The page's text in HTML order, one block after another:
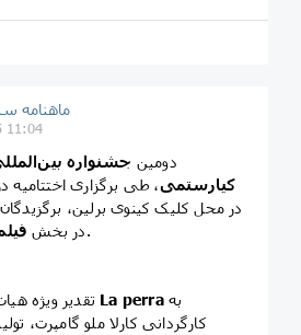
ماهنامه
11:04
دومین جشنواره
کیارستمی
در‌ محل کلیک کینوی برلین،
در بخشمعرفی شدند.
- تقدیر ویژه انیمیشن La perraبه
کارگردانی کارلا ملو گامپرت،